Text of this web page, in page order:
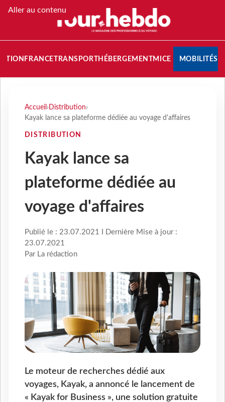
Aller au contenu
FRANCETRANSPORT HÉBERGEMENTMICE MOBILITÉS
Accueil › Distribution›
Kayak lance sa plateforme dédiée au voyage d'affaires
DISTRIBUTION
Kayak lance sa
plateforme dédiée au
voyage d'affaires
Publié le : 23.07.2021 I Dernière Mise à jour :
23.07.2021
Par La rédaction
Le moteur de recherches dédié aux
voyages, Kayak, a annoncé le lancement de
« Kayak for Business », une solution gratuite